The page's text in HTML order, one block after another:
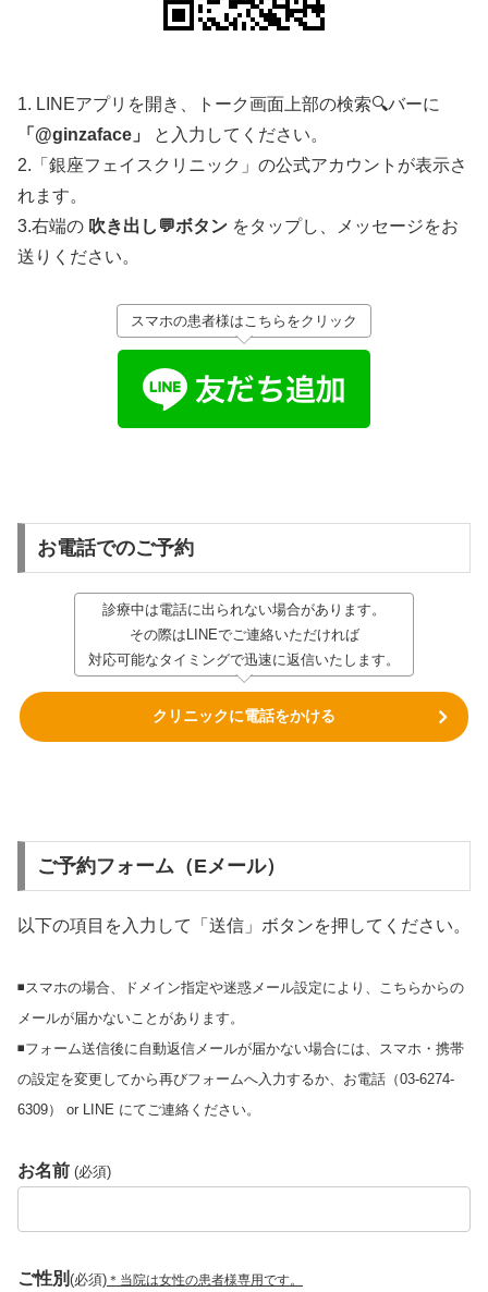
1. LINEアプリを開き、トーク画面上部の検索🔍バーに
「@ginzaface」
と入力してください。
2.「銀座フェイスクリニック」の公式アカウントが表示さ
れます。
3.右端の 吹き出し💬ボタン をタップし、メッセージをお
送りください。
スマホの患者様はこちらをクリック
お電話でのご予約
診療中は電話に出られない場合があります。
その際はLINEでご連絡いただければ
対応可能なタイミングで迅速に返信いたします。
クリニックに電話をかける
ご予約フォーム（Eメール）
以下の項目を入力して「送信」ボタンを押してください。
◾️スマホの場合、ドメイン指定や迷惑メール設定により、こちらからの
メールが届かないことがあります。
◾️フォーム送信後に自動返信メールが届かない場合には、スマホ・携帯
の設定を変更してから再びフォームへ入力するか、お電話（03-6274-
6309） or LINE にてご連絡ください。
お名前 (必須)
ご性別 (必須) ＊当院は女性の患者様専用です。